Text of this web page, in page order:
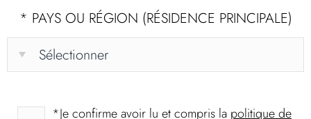
* PAYS OU RÉGION (RÉSIDENCE PRINCIPALE)
*Je confirme avoir lu et compris la politique de